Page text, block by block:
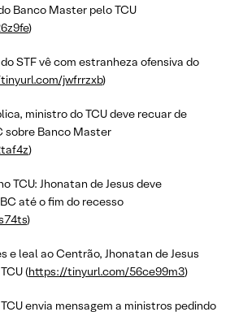
Banco Master pelo TCU
)
STF vê com estranheza ofensiva do
jwfrrzxb)
ministro do TCU deve recuar de
sobre Banco Master
)
TCU: Jhonatan de Jesus deve
até o fim do recesso
)
e leal ao Centrão, Jhonatan de Jesus
(https://tinyurl.com/56ce99m3)
envia mensagem a ministros pedindo